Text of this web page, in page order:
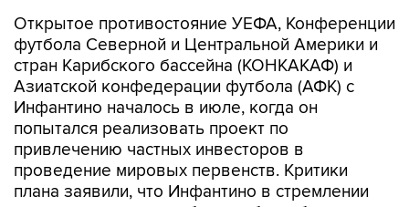
Открытое противостояние УЕФА, Конференции
футбола Северной и Центральной Америки и
стран Карибского бассейна (КОНКАКАФ) и
Азиатской конфедерации футбола (АФК) с
Инфантино началось в июле, когда он
попытался реализовать проект по
привлечению частных инвесторов в
проведение мировых первенств. Критики
плана заявили, что Инфантино в стремлении